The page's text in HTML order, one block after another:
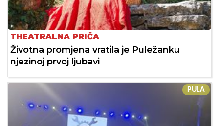
THEATRALNA PRIČA
Životna promjena vratila je Puležanku
njezinoj prvoj ljubavi
PULA